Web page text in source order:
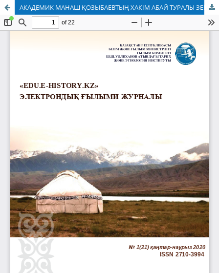
АКАДЕМИК МАНАШ ҚОЗЫБАЕВТЫҢ ХАКІМ АБАЙ ТУРАЛЫ ЗЕРТТЕУЛЕРІ ХАҚЫНДА